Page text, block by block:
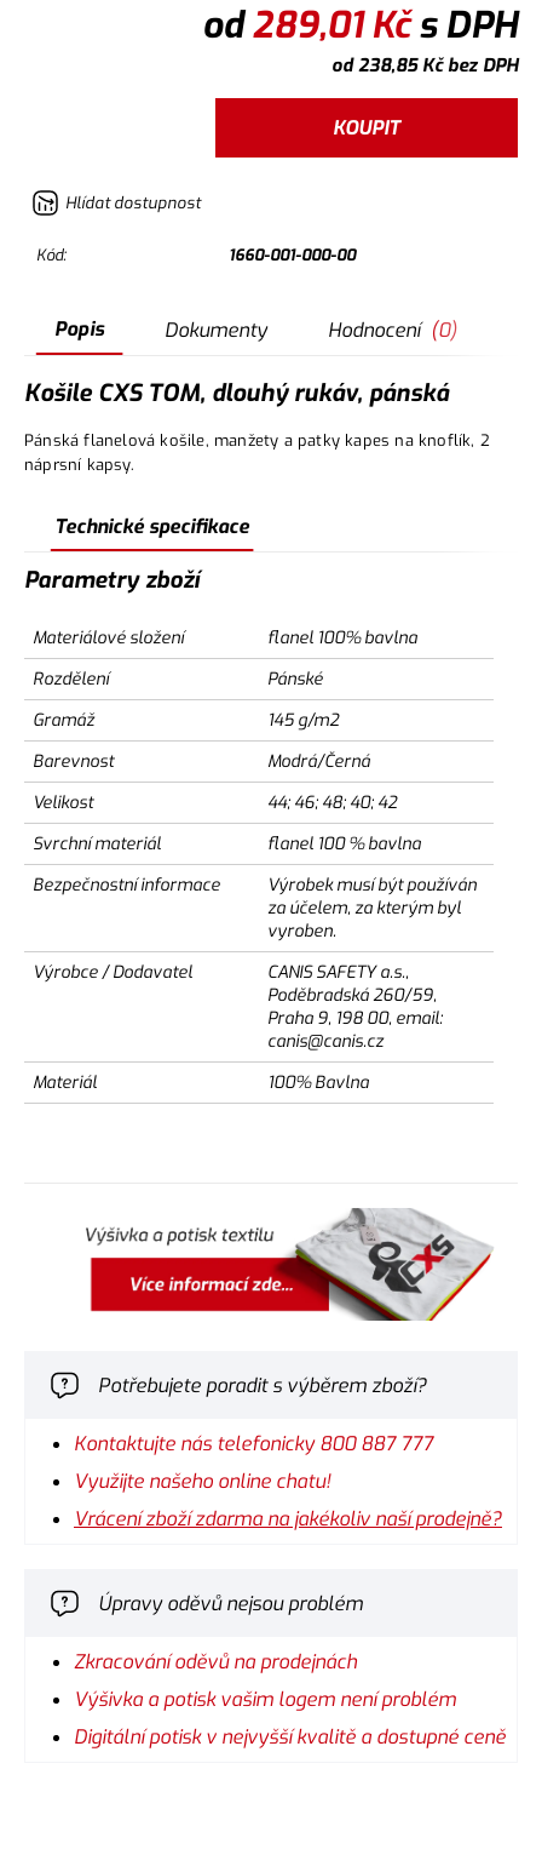
od289,01Kčs DPH
od238,85Kčbez DPH
KOUPIT
Hlídat dostupnost
Kód: 1660-001-000-00
Popis Dokumenty Hodnocení (0)
Košile CXS TOM, dlouhý rukáv, pánská
Pánská flanelová košile, manžety a patky kapes na knoflík, 2
náprsní kapsy.
Technické specifikace
Parametry zboží
Materiálové složení
flanel 100% bavlna
Rozdělení
Pánské
Gramáž
145 g/m2
Barevnost
Modrá/Černá
Velikost
44; 46; 48; 40; 42
Svrchní materiál
flanel 100 % bavlna
Bezpečnostní informace
Výrobek musí být používán
za účelem, za kterým byl
vyroben.
Výrobce / Dodavatel
CANIS SAFETY a.s.,
Poděbradská 260/59,
Praha 9, 198 00, email:
canis@canis.cz
Materiál
100% Bavlna
Potřebujete poradit s výběrem zboží?
Kontaktujte nás telefonicky 800 887 777
Využijte našeho online chatu!
Vrácení zboží zdarma na jakékoliv naší prodejně?
Úpravy oděvů nejsou problém
Zkracování oděvů na prodejnách
Výšivka a potisk vašim logem není problém
Digitální potisk v nejvyšší kvalitě a dostupné ceně